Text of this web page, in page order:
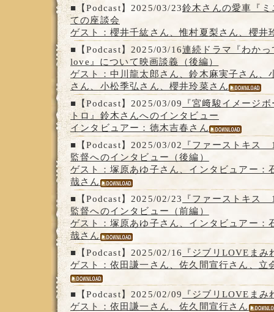
■【Podcast】2025/03/23鈴木さんの愛車『
ての座談会
ゲスト：櫻井千紘さん、惟村夏梨さん、櫻井
■【Podcast】2025/03/16連続ドラマ『わか
love』について映画談義（後編）
ゲスト：中川龍太郎さん、鈴木麻実子さん、
さん、小松季弘さん、櫻井玲菜さん
■【Podcast】2025/03/09
『宮﨑駿イメージ
トロ』鈴木さんへのインタビュー
インタビュアー：徳木吉春さん
■【Podcast】2025/03/02
『ファーストキス
監督へのインタビュー（後編）
ゲスト：塚原あゆ子さん、インタビュアー：
哉さん
■【Podcast】2025/02/23
『ファーストキス
監督へのインタビュー（前編）
ゲスト：塚原あゆ子さん、インタビュアー：
哉さん
■【Podcast】2025/02/16
『ジブリLOVEま
ゲスト：依田謙一さん、佐久間宣行さん、立
■【Podcast】2025/02/09
『ジブリLOVEま
ゲスト：依田謙一さん、佐久間宣行さん